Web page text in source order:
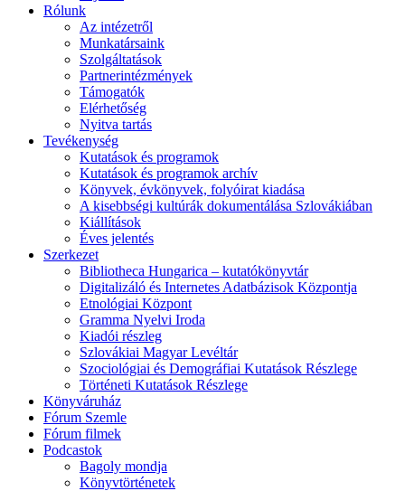
Rólunk
Az intézetről
Munkatársaink
Szolgáltatások
Partnerintézmények
Támogatók
Elérhetőség
Nyitva tartás
Tevékenység
Kutatások és programok
Kutatások és programok archív
Könyvek, évkönyvek, folyóirat kiadása
A kisebbségi kultúrák dokumentálása Szlovákiában
Kiállítások
Éves jelentés
Szerkezet
Bibliotheca Hungarica – kutatókönyvtár
Digitalizáló és Internetes Adatbázisok Központja
Etnológiai Központ
Gramma Nyelvi Iroda
Kiadói részleg
Szlovákiai Magyar Levéltár
Szociológiai és Demográfiai Kutatások Részlege
Történeti Kutatások Részlege
Könyváruház
Fórum Szemle
Fórum filmek
Podcastok
Bagoly mondja
Könyvtörténetek